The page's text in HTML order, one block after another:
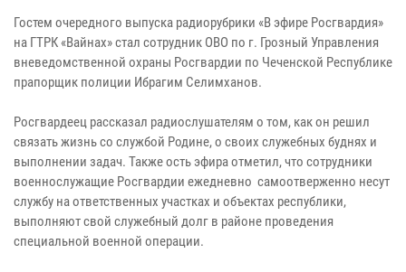
Гостем очередного выпуска радиорубрики «В эфире Росгвардия»
на ГТРК «Вайнах» стал сотрудник ОВО по г. Грозный Управления
вневедомственной охраны Росгвардии по Чеченской Республике
прапорщик полиции Ибрагим Селимханов.
Росгвардеец рассказал радиослушателям о том, как он решил
связать жизнь со службой Родине, о своих служебных буднях и
выполнении задач. Также ость эфира отметил, что сотрудники
военнослужащие Росгвардии ежедневно самоотверженно несут
службу на ответственных участках и объектах республики,
выполняют свой служебный долг в районе проведения
специальной военной операции.